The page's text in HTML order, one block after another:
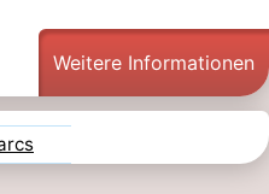
Weitere Informationen